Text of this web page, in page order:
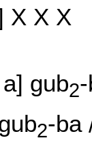
X X X
a] gub2
2-ba